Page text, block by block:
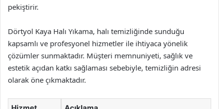
pekiştirir.
Dörtyol Kaya Halı Yıkama, halı temizliğinde sunduğu
kapsamlı ve profesyonel hizmetler ile ihtiyaca yönelik
çözümler sunmaktadır. Müşteri memnuniyeti, sağlık ve
estetik açıdan katkı sağlaması sebebiyle, temizliğin adresi
olarak öne çıkmaktadır.